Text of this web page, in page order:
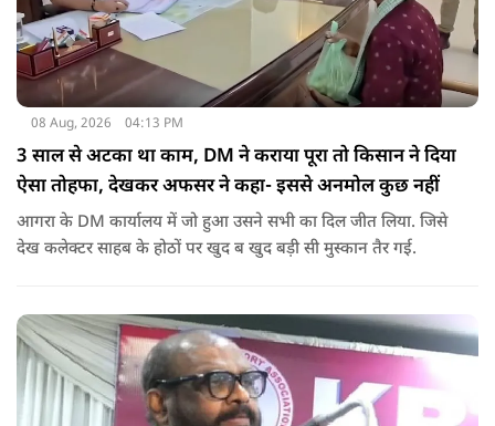
08 Aug, 2026 04:13 PM
3 साल से अटका था काम, DM ने कराया पूरा तो किसान ने दिया
ऐसा तोहफा, देखकर अफसर ने कहा- इससे अनमोल कुछ नहीं
आगरा के DM कार्यालय में जो हुआ उसने सभी का दिल जीत लिया. जिसे
देख कलेक्टर साहब के होठों पर खुद ब खुद बड़ी सी मुस्कान तैर गई.